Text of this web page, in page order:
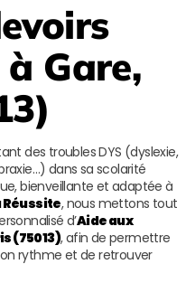
Gare,
des troubles DYS (dyslexie,
dans sa scolarité
bienveillante et adaptée à
Réussite, nous mettons tout
d’Aide aux
(75013), afin de permettre
rythme et de retrouver